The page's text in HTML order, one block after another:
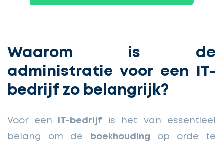
Waarom is de
administratie voor een IT-
bedrijf zo belangrijk?
Voor een IT-bedrijf is het van essentieel
belang om de
boekhouding op orde te